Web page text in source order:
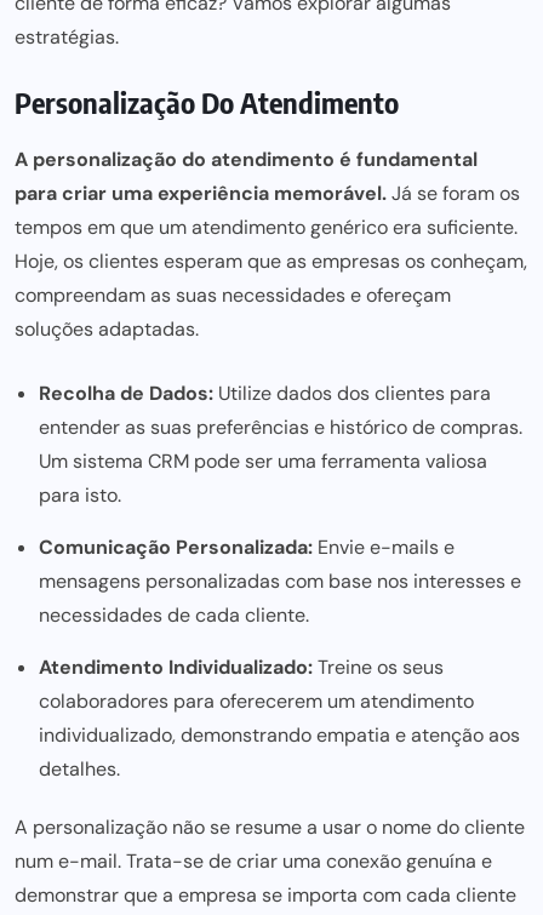
estratégias.
Personalização Do Atendimento
A personalização do atendimento é fundamental
para criar uma experiência memorável.Já se foram os
tempos em que um atendimento genérico era suficiente.
Hoje, os clientes esperam que as empresas os conheçam,
compreendam as suas necessidades e ofereçam
soluções adaptadas.
Recolha de Dados: Utilize dados dos clientes para
entender as suas preferências e histórico de compras.
Umsistema CRM pode ser uma ferramenta valiosa
para isto.
Comunicação Personalizada: Envie e-mails e
mensagens personalizadas com base nos interesses e
necessidades de cada cliente.
Atendimento Individualizado:Treine os seus
colaboradores para oferecerem um atendimento
individualizado, demonstrando empatia e atenção aos
detalhes.
A personalização não se resume a usar o nome do cliente
num e-mail. Trata-se de criar uma conexão genuína e
demonstrar que a empresa se importa com cada cliente